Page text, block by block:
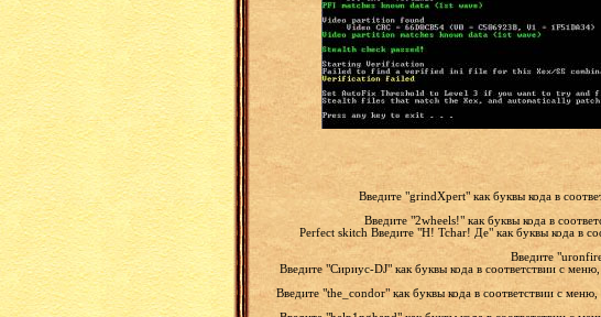
Введите "grindXpert" как буквы кода в
Введите "2wheels!" как буквы кода в
Perfect skitch Введите "H! Tchar! Де" как буквы кода в
Введите
Введите "Сириус-DJ" как буквы кода в соответствии с
Введите "the_condor" как буквы кода в соответствии с